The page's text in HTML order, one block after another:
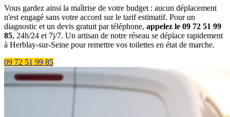
Vous gardez ainsi la maîtrise de votre budget : aucun déplacement
n'est engagé sans votre accord sur le tarif estimatif. Pour un
diagnostic et un devis gratuit par téléphone, appelez le 09 72 51 99
85, 24h/24 et 7j/7. Un artisan de notre réseau se déplace rapidement
à Herblay-sur-Seine pour remettre vos toilettes en état de marche.
09 72 51 99 85